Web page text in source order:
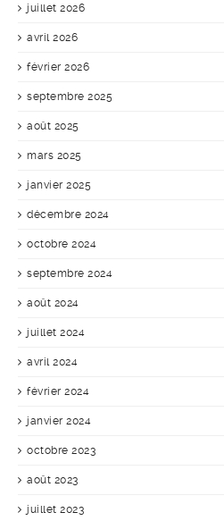
juillet 2026
avril 2026
février 2026
septembre 2025
août 2025
mars 2025
janvier 2025
décembre 2024
octobre 2024
septembre 2024
août 2024
juillet 2024
avril 2024
février 2024
janvier 2024
octobre 2023
août 2023
juillet 2023